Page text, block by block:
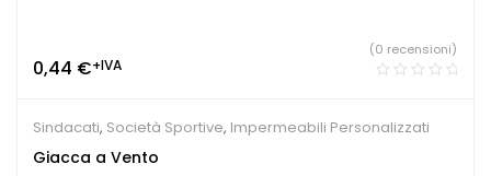
0,44 €+IVA
(0 recensioni)
Sindacati, Società Sportive, Impermeabili Personalizzati
Giacca a Vento